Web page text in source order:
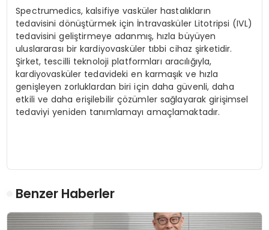
Spectrumedics, kalsifiye vasküler hastalıkların
tedavisini dönüştürmek için İntravasküler Litotripsi (IVL)
tedavisini geliştirmeye adanmış, hızla büyüyen
uluslararası bir kardiyovasküler tıbbi cihaz şirketidir.
Şirket, tescilli teknoloji platformları aracılığıyla,
kardiyovasküler tedavideki en karmaşık ve hızla
genişleyen zorluklardan biri için daha güvenli, daha
etkili ve daha erişilebilir çözümler sağlayarak girişimsel
tedaviyi yeniden tanımlamayı amaçlamaktadır.
Benzer Haberler